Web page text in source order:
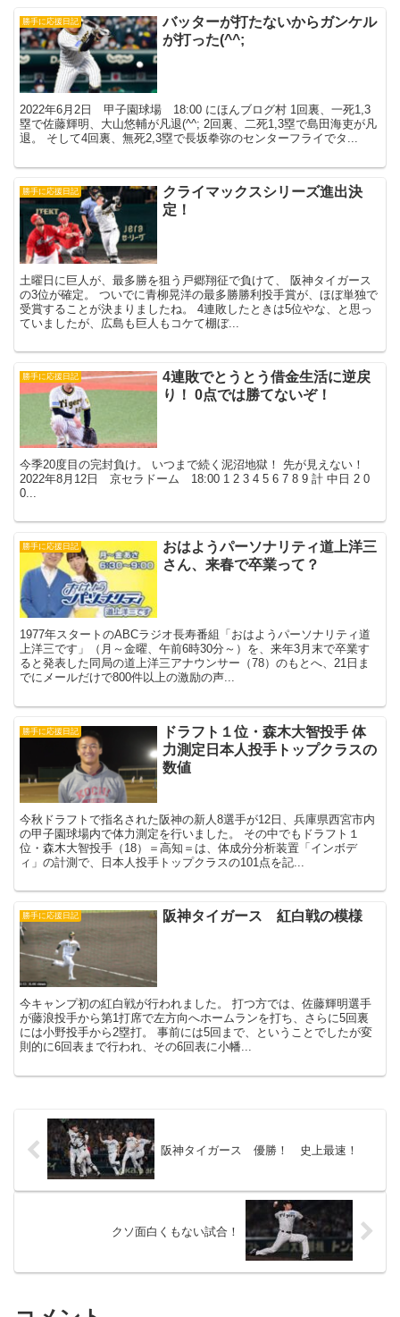
勝手に応援日記
バッターが打たないからガンケル
が打った(^^;
2022年6月2日 甲子園球場 18:00 にほんブログ村 1回裏、一死1,3
塁で佐藤輝明、大山悠輔が凡退(^^; 2回裏、二死1,3塁で島田海吏が凡
退。 そして4回裏、無死2,3塁で長坂拳弥のセンターフライでタ...
勝手に応援日記
クライマックスシリーズ進出決
定！
土曜日に巨人が、最多勝を狙う戸郷翔征で負けて、 阪神タイガース
の3位が確定。 ついでに青柳晃洋の最多勝勝利投手賞が、ほぼ単独で
受賞することが決まりましたね。 4連敗したときは5位やな、と思っ
ていましたが、広島も巨人もコケて棚ぼ...
勝手に応援日記
4連敗でとうとう借金生活に逆戻
り！ 0点では勝てないぞ！
今季20度目の完封負け。 いつまで続く泥沼地獄！ 先が見えない！
2022年8月12日 京セラドーム 18:00 1 2 3 4 5 6 7 8 9 計 中日 2 0
0...
勝手に応援日記
おはようパーソナリティ道上洋三
さん、来春で卒業って？
1977年スタートのABCラジオ長寿番組「おはようパーソナリティ道
上洋三です」（月～金曜、午前6時30分～）を、来年3月末で卒業す
ると発表した同局の道上洋三アナウンサー（78）のもとへ、21日ま
でにメールだけで800件以上の激励の声...
勝手に応援日記
ドラフト１位・森木大智投手 体
力測定日本人投手トップクラスの
数値
今秋ドラフトで指名された阪神の新人8選手が12日、兵庫県西宮市内
の甲子園球場内で体力測定を行いました。 その中でもドラフト１
位・森木大智投手（18）＝高知＝は、体成分分析装置「インボデ
ィ」の計測で、日本人投手トップクラスの101点を記...
勝手に応援日記 阪神タイガース 紅白戦の模様
今キャンプ初の紅白戦が行われました。 打つ方では、佐藤輝明選手
が藤浪投手から第1打席で左方向へホームランを打ち、さらに5回裏
には小野投手から2塁打。 事前には5回まで、ということでしたが変
則的に6回表まで行われ、その6回表に小幡...
阪神タイガース 優勝！ 史上最速！
クソ面白くもない試合！